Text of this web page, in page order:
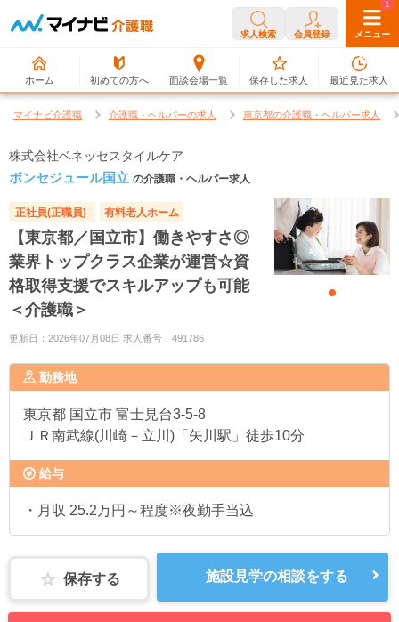
求人検索 会員登録 メニュー
ホーム 初めての方へ 面談会場一覧
0
保存した求人
1
最近見た求人
マイナビ介護職 介護職・ヘルパーの求人 東京都の介護職・ヘルパー求人
株式会社ベネッセスタイルケア
ボンセジュール国立 の介護職・ヘルパー求人
正社員(正職員) 有料老人ホーム
【東京都／国立市】働きやすさ◎
業界トップクラス企業が運営☆資
格取得支援でスキルアップも可能
＜介護職＞
更新日：2026年07月08日 求人番号：491786
勤務地
東京都 国立市 富士見台3-5-8
ＪＲ南武線(川崎－立川)「矢川駅」徒歩10分
給与
・月収 25.2万円～程度※夜勤手当込
保存する 施設見学の相談をする